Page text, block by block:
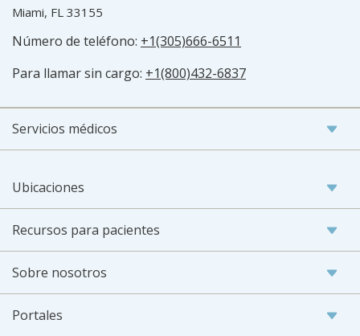
Miami, FL 33155
Número de teléfono: +1(305)666-6511
Para llamar sin cargo: +1(800)432-6837
Servicios médicos
Ubicaciones
Recursos para pacientes
Sobre nosotros
Portales